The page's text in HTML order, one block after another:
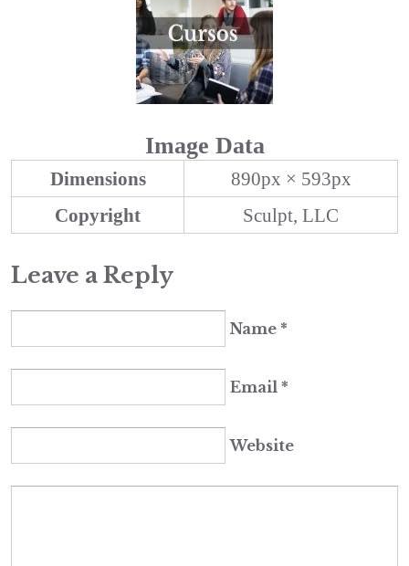
Image Data
Dimensions
890px × 593px
Copyright
Sculpt, LLC
Leave a Reply
Name *
Email *
Website